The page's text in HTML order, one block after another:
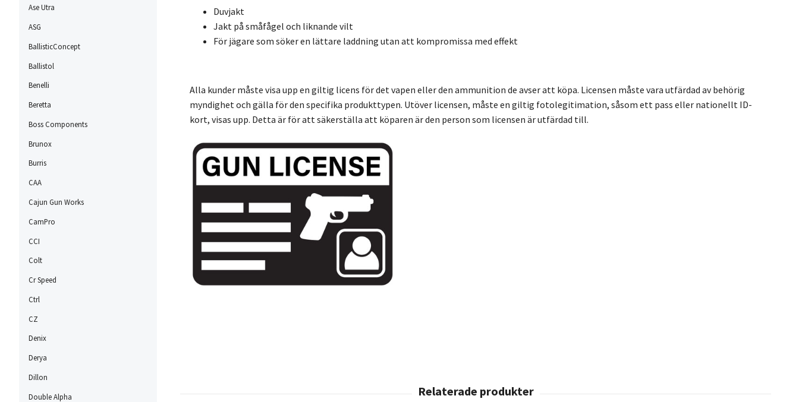
Ase Utra
ASG
BallisticConcept
Ballistol
Benelli
Beretta
Boss Components
Brunox
Burris
CAA
Cajun Gun Works
CamPro
CCI
Colt
Cr Speed
Ctrl
CZ
Denix
Derya
Dillon
Double Alpha
Duvjakt
Jakt på småfågel och liknande vilt
För jägare som söker en lättare laddning utan att kompromissa med effekt
Alla kunder måste visa upp en giltig licens för det vapen eller den ammunition de avser att köpa. Licensen måste vara utfärdad av behörig
myndighet och gälla för den specifika produkttypen. Utöver licensen, måste en giltig fotolegitimation, såsom ett pass eller nationellt ID-
kort, visas upp. Detta är för att säkerställa att köparen är den person som licensen är utfärdad till.